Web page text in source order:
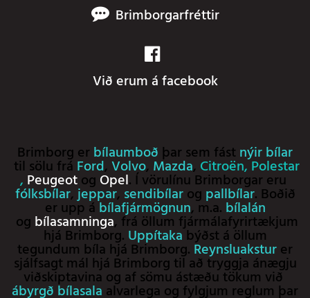
Brimborgarfréttir
Við erum á facebook
Brimborg er bílaumboð þar sem fást nýir bílar
til sölu frá Ford, Volvo, Mazda, Citroën,Polestar
, Peugeotog Opel. Í vörulínu Brimborgar eru
fólksbílar,jeppar, sendibílarog pallbílar. Boðið
er upp ábílafjármögnun, m.a. bílalán
og bílasamninga, frá öllum fjármálafyrirtækjum
hjá Brimborg. Uppítakabýðst á öllum
tegundum bíla hjá Brimborg. Reynsluaksturer
sjálfsagt mál hjá Brimborg til að tryggja ánægju
viðskiptavina og af sömu ástæðu tökum við
ábyrgð bílasala alvarlega og fylgjum reglum þar